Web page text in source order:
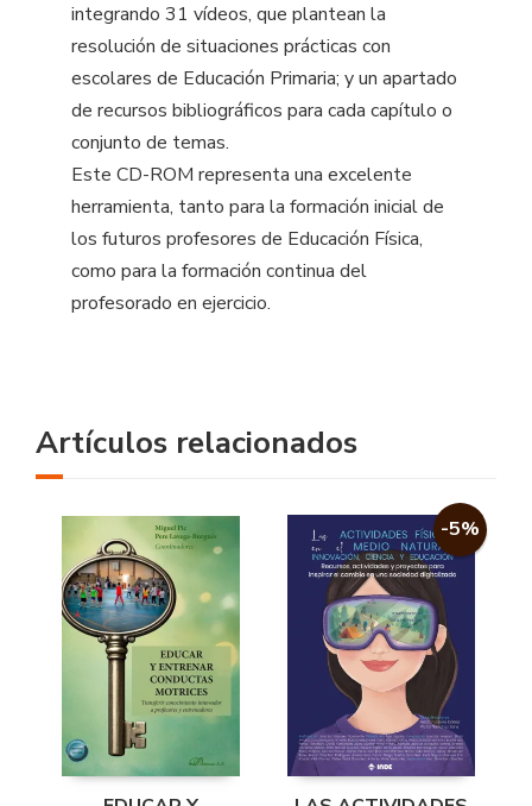
integrando 31 vídeos, que plantean la
resolución de situaciones prácticas con
escolares de Educación Primaria; y un apartado
de recursos bibliográficos para cada capítulo o
conjunto de temas.
Este CD-ROM representa una excelente
herramienta, tanto para la formación inicial de
los futuros profesores de Educación Física,
como para la formación continua del
profesorado en ejercicio.
Artículos relacionados
-5%